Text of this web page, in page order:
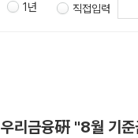
1년 직접입력
우리금융硏 "8월 기